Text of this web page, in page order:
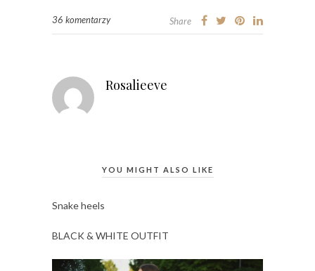
36 komentarzy Share
Rosalieeve
YOU MIGHT ALSO LIKE
Snake heels
BLACK & WHITE OUTFIT